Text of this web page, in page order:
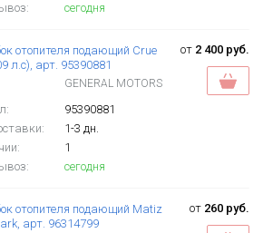
сегодня
отопителя подающий Crue
л.с), арт. 95390881
GENERAL MOTORS
95390881
1-3 дн.
1
сегодня
от 2 400 руб.
отопителя подающий Matiz
арт. 96314799
от 260 руб.